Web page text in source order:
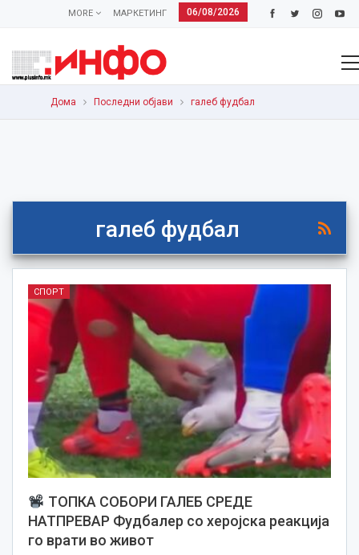
06/08/2026
МАРКЕТИНГ
MORE
Дома Последни објави галеб фудбал
галеб фудбал
СПОРТ
ТОПКА СОБОРИ ГАЛЕБ СРЕДЕ
НАТПРЕВАР Фудбалер со херојска реакција
го врати во живот